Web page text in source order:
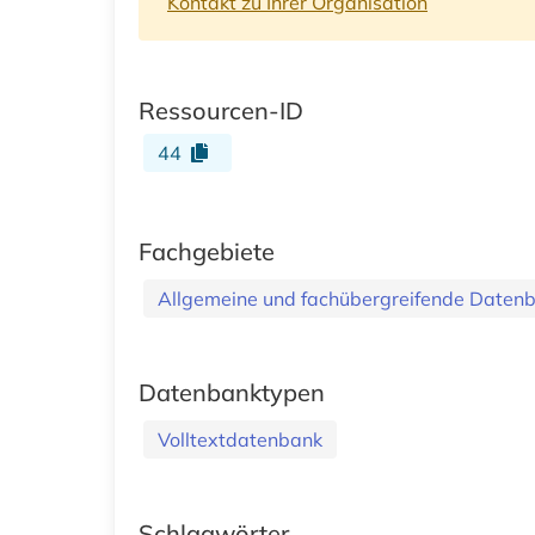
Ressourcen-ID
44
Fachgebiete
Allgemeine und fachübergreifende
Datenbanktypen
Volltextdatenbank